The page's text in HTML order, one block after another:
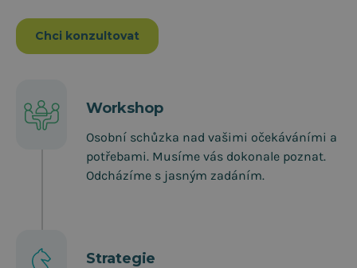
Chci konzultovat
Workshop
Osobní schůzka nad vašimi očekáváními a
potřebami. Musíme vás dokonale poznat.
Odcházíme s jasným zadáním.
Strategie